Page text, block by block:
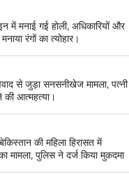
में मनाई गई होली, अधिकारियों और
रंगों का त्योहार।
से जुड़ा सनसनीखेज मामला, पत्नी
की आत्महत्या।
की महिला हिरासत में
मामला, पुलिस ने दर्ज किया मुकदमा